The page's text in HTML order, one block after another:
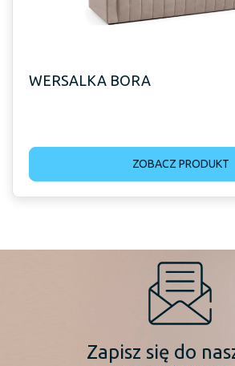
WERSALKA BORA
ZOBACZ PRODUKT
Zapisz się do